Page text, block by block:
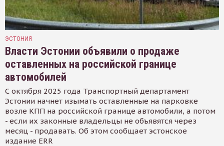
ЭСТОНИЯ
Власти Эстонии объявили о продаже
оставленных на российской границе
автомобилей
С октября 2025 года Транспортный департамент
Эстонии начнет изымать оставленные на парковке
возле КПП на российской границе автомобили, а потом
- если их законные владельцы не объявятся через
месяц - продавать. Об этом сообщает эстонское
издание ERR